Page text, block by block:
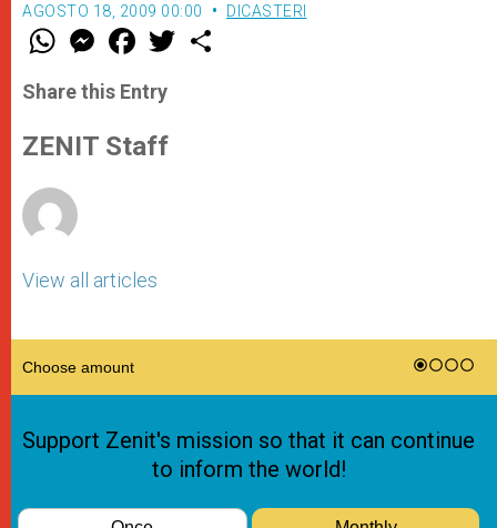
AGOSTO 18, 2009 00:00 DICASTERI
W
t
s
p
p
M
e
s
e
g
e
F
a
e
b
o
k
w
Share this Entry
ZENIT Staff
View all articles